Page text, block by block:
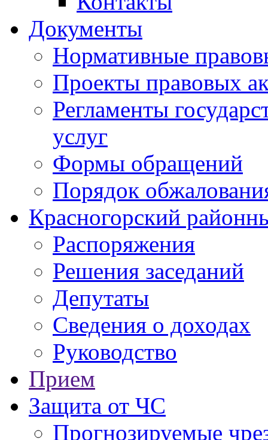
Документы
Нормативные
Проекты правовых
Регламенты
услуг
Формы обращений
Порядок
Красногорский
Распоряжения
Решения заседаний
Депутаты
Сведения о доходах
Руководство
Прием
Защита от ЧС
Прогнозируемые